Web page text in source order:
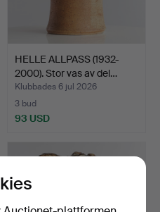
HELLE ALLPASS (1932-
2000). Stor vas av del…
Klubbades 6 jul 2026
3 bud
93 USD